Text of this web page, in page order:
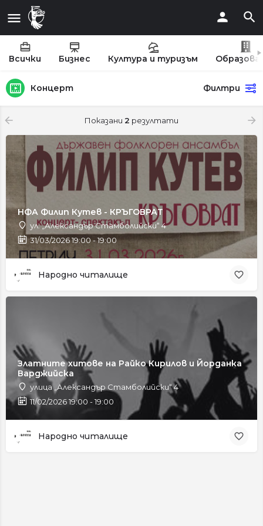
Всички Бизнес Култура и туризъм
Концерт Филтри
Показани 2 резултати
НФА Филип Кутев - КРЪГОВРАТ
ул. „Александър Стамболийски“ 4
31/03/2026 19:00 - 19:00
Народно читалище
Златните хитове на Райко Кирилов и Йорданка
Варджийска
улица „Александър Стамболийски“ 4
11/02/2026 19:00 - 19:00
Народно читалище